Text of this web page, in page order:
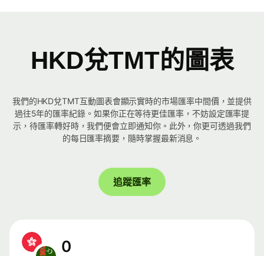
HKD兌TMT的圖表
我們的HKD兌TMT互動圖表會顯示實時的市場匯率中間價，並提供
過往5年的匯率紀錄。如果你正在等待更佳匯率，不妨設定匯率提
示，待匯率轉好時，我們便會立即通知你。此外，你更可透過我們
的每日匯率摘要，隨時掌握最新消息。
追蹤匯率
0